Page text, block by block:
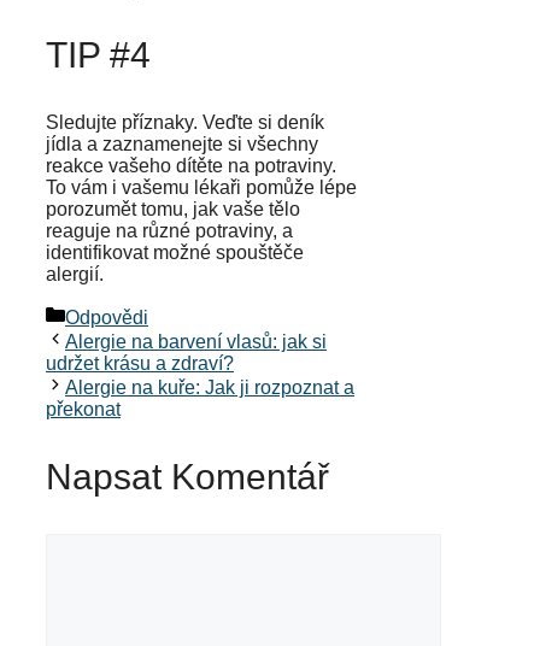
TIP #4
Sledujte příznaky. Veďte si deník
jídla a zaznamenejte si všechny
reakce vašeho dítěte na potraviny.
To vám i vašemu lékaři pomůže lépe
porozumět tomu, jak vaše tělo
reaguje na různé potraviny, a
identifikovat možné spouštěče
alergií.
Rubriky
Odpovědi
Alergie na barvení vlasů: jak si
udržet krásu a zdraví?
Alergie na kuře: Jak ji rozpoznat a
překonat
Napsat Komentář